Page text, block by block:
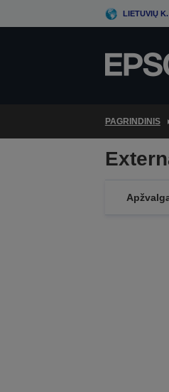
to
LIETUVIŲ K.
PAGRINDINIS